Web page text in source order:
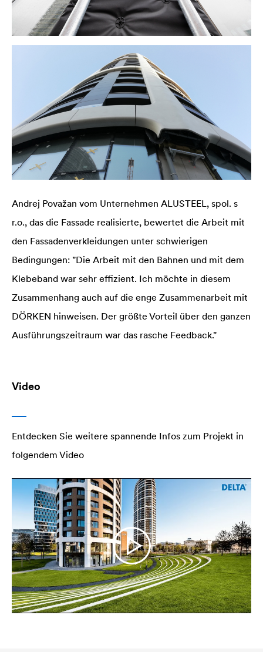
Andrej Považan vom Unternehmen ALUSTEEL, spol. s
r.o., das die Fassade realisierte, bewertet die Arbeit mit
den Fassadenverkleidungen unter schwierigen
Bedingungen: "Die Arbeit mit den Bahnen und mit dem
Klebeband war sehr effizient. Ich möchte in diesem
Zusammenhang auch auf die enge Zusammenarbeit mit
DÖRKEN hinweisen. Der größte Vorteil über den ganzen
Ausführungszeitraum war das rasche Feedback."
Video
Entdecken Sie weitere spannende Infos zum Projekt in
folgendem Video